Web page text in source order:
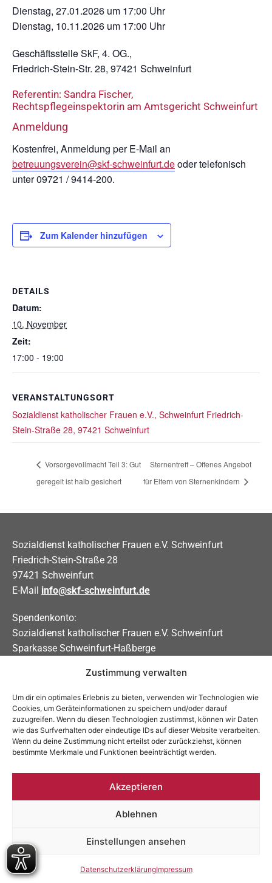
Zustimmung verwalten
Um dir ein optimales Erlebnis zu bieten, verwenden wir Technologien wie
Cookies, um Geräteinformationen zu speichern und/oder darauf
zuzugreifen. Wenn du diesen Technologien zustimmst, können wir Daten
wie das Surfverhalten oder eindeutige IDs auf dieser Website verarbeiten.
Wenn du deine Zustimmung nicht erteilst oder zurückziehst, können
bestimmte Merkmale und Funktionen beeinträchtigt werden.
Akzeptieren
Ablehnen
Einstellungen ansehen
DatenschutzerklärungImpressum
Dienstag, 27.01.2026 um 17:00 Uhr
Dienstag, 10.11.2026 um 17:00 Uhr
Geschäftsstelle SkF, 4. OG.,
Friedrich-Stein-Str. 28, 97421 Schweinfurt
Referentin: Sandra Fischer,
Rechtspflegeinspektorin am Amtsgericht Schweinfurt
Anmeldung
Kostenfrei, Anmeldung per E-Mail an
betreuungsverein@skf-schweinfurt.deoder telefonisch
unter 09721 / 9414-200.
Zum Kalender hinzufügen
DETAILS
Datum:
10. November
Zeit:
17:00 - 19:00
VERANSTALTUNGSORT
Sozialdienst katholischer Frauen e.V., Schweinfurt Friedrich-
Stein-Straße 28, 97421 Schweinfurt
Vorsorgevollmacht Teil 3: Gut
geregelt ist halb gesichert
Sternentreff – Offenes Angebot
für Eltern von Sternenkindern
Sozialdienst katholischer Frauen e.V. Schweinfurt
Friedrich-Stein-Straße 28
97421 Schweinfurt
E-Mail info@skf-schweinfurt.de
Spendenkonto:
Sozialdienst katholischer Frauen e.V. Schweinfurt
Sparkasse Schweinfurt-Haßberge
IBAN DE31 7935 0101 0000 0208 83
Soziale Medien
Allgemein:
Impressum
Datenschutzerklärung